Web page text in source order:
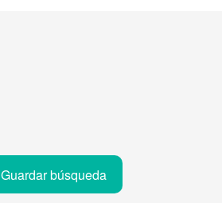
Guardar búsqueda